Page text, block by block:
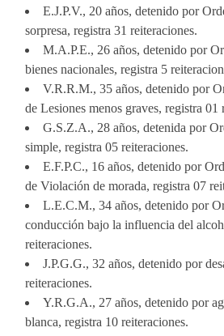
E.J.P.V., 20 años, detenido por
sorpresa, registra 31 reiteraciones.
M.A.P.E., 26 años, detenido por
bienes nacionales, registra 5
V.R.R.M., 35 años, detenido por
de Lesiones menos graves, registra 01
G.S.Z.A., 28 años, detenida por
simple, registra 05 reiteraciones.
E.F.P.C., 16 años, detenido por
de Violación de morada, registra 07
L.E.C.M., 34 años, detenido por
conducción bajo la influencia del
reiteraciones.
J.P.G.G., 32 años, detenido por
reiteraciones.
Y.R.G.A., 27 años, detenido por
blanca, registra 10 reiteraciones.